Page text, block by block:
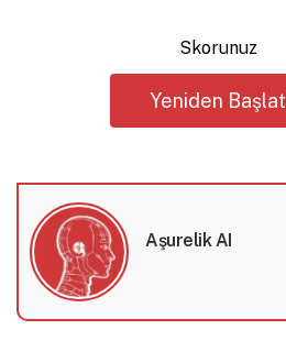
Skorunuz
Yeniden Başlat
Aşurelik AI